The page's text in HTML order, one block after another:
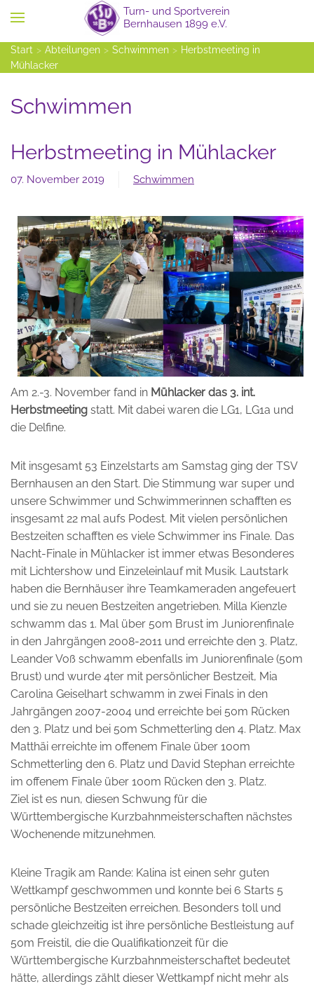
Zum Hauptinhalt springen
Start Abteilungen Schwimmen
Herbstmeeting in
Mühlacker
Schwimmen
Herbstmeeting in Mühlacker
07. November 2019 Schwimmen
Am 2.-3. November fand in Mühlacker das 3. int.
Herbstmeeting statt. Mit dabei waren die LG1, LG1a und
die Delfine.
Mit insgesamt 53 Einzelstarts am Samstag ging der TSV
Bernhausen an den Start. Die Stimmung war super und
unsere Schwimmer und Schwimmerinnen schafften es
insgesamt 22 mal aufs Podest. Mit vielen persönlichen
Bestzeiten schafften es viele Schwimmer ins Finale. Das
Nacht-Finale in Mühlacker ist immer etwas Besonderes
mit Lichtershow und Einzeleinlauf mit Musik. Lautstark
haben die Bernhäuser ihre Teamkameraden angefeuert
und sie zu neuen Bestzeiten angetrieben. Milla Kienzle
schwamm das 1. Mal über 50m Brust im Juniorenfinale
in den Jahrgängen 2008-2011 und erreichte den 3. Platz,
Leander Voß schwamm ebenfalls im Juniorenfinale (50m
Brust) und wurde 4ter mit persönlicher Bestzeit, Mia
Carolina Geiselhart schwamm in zwei Finals in den
Jahrgängen 2007-2004 und erreichte bei 50m Rücken
den 3. Platz und bei 50m Schmetterling den 4. Platz. Max
Matthäi erreichte im offenem Finale über 100m
Schmetterling den 6. Platz und David Stephan erreichte
im offenem Finale über 100m Rücken den 3. Platz.
Ziel ist es nun, diesen Schwung für die
Württembergische Kurzbahnmeisterschaften nächstes
Wochenende mitzunehmen.
Kleine Tragik am Rande: Kalina ist einen sehr guten
Wettkampf geschwommen und konnte bei 6 Starts 5
persönliche Bestzeiten erreichen. Besonders toll und
schade gleichzeitig ist ihre persönliche Bestleistung auf
50m Freistil, die die Qualifikationzeit für die
Württembergische Kurzbahnmeisterschaftet bedeutet
hätte, allerdings zählt dieser Wettkampf nicht mehr als